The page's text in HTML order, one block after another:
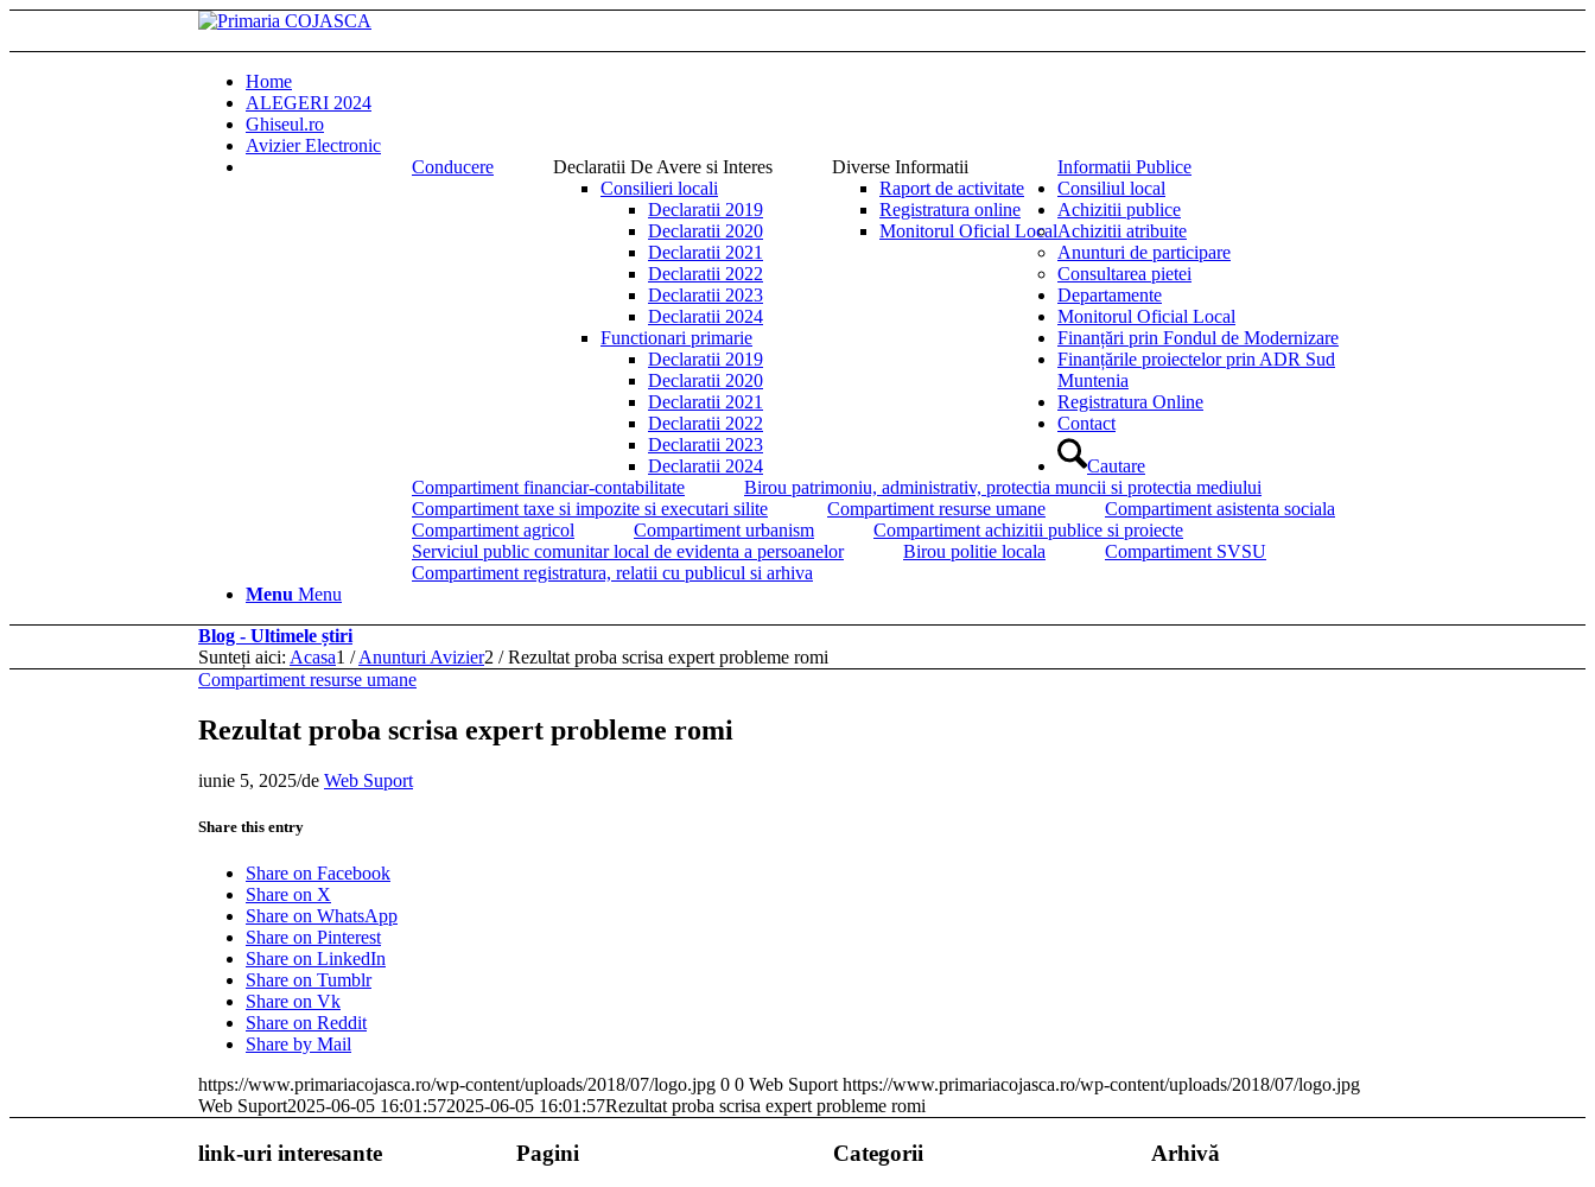
Home
ALEGERI 2024
Ghiseul.ro
Avizier Electronic
Informatii Publice
Conducere
Declaratii De Avere si Interes
Consilieri locali
Declaratii 2019
Declaratii 2020
Declaratii 2021
Declaratii 2022
Declaratii 2023
Declaratii 2024
Functionari primarie
Declaratii 2019
Declaratii 2020
Declaratii 2021
Declaratii 2022
Declaratii 2023
Declaratii 2024
Diverse Informatii
Raport de activitate
Registratura online
Monitorul Oficial Local
Consiliul local
Achizitii publice
Achizitii atribuite
Anunturi de participare
Consultarea pietei
Departamente
Compartiment financiar-contabilitate
Birou patrimoniu, administrativ, protectia muncii si protectia mediului
Compartiment taxe si impozite si executari silite
Compartiment resurse umane
Compartiment asistenta sociala
Compartiment agricol
Compartiment urbanism
Compartiment achizitii publice si proiecte
Serviciul public comunitar local de evidenta a persoanelor
Birou politie locala
Compartiment SVSU
Compartiment registratura, relatii cu publicul si arhiva
Monitorul Oficial Local
Finanțări prin Fondul de Modernizare
Finanțările proiectelor prin ADR Sud
Muntenia
Registratura Online
Contact
Cautare
Menu Menu
Blog - Ultimele știri
Sunteți aici: Acasa1 / Anunturi Avizier2 / Rezultat proba scrisa expert probleme romi
Compartiment resurse umane
Rezultat proba scrisa expert probleme romi
iunie 5, 2025/de Web Suport
Share this entry
Share on Facebook
Share on X
Share on WhatsApp
Share on Pinterest
Share on LinkedIn
Share on Tumblr
Share on Vk
Share on Reddit
Share by Mail
https://www.primariacojasca.ro/wp-content/uploads/2018/07/logo.jpg 0 0 Web Suport https://www.primariacojasca.ro/wp-content/uploads/2018/07/logo.jpg
Web Suport2025-06-05 16:01:572025-06-05 16:01:57Rezultat proba scrisa expert probleme romi
link-uri interesante Pagini Categorii Arhivă